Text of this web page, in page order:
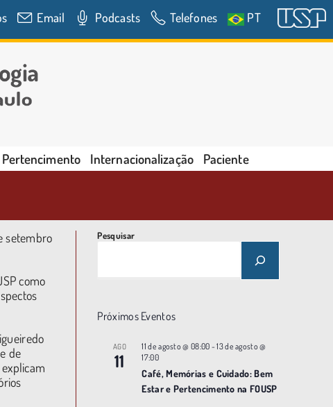
Email Podcasts Telefones PT
Internacionalização Paciente
setembro
como
de
Pesquisar
Próximos Eventos
AGO
11
11 de agosto @ 08:00 -13 de agosto @
17:00
Café, Memórias e Cuidado: Bem
Estar e Pertencimento na FOUSP